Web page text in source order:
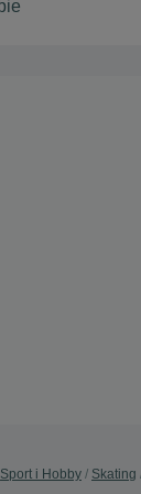
Sport i Hobby Skating